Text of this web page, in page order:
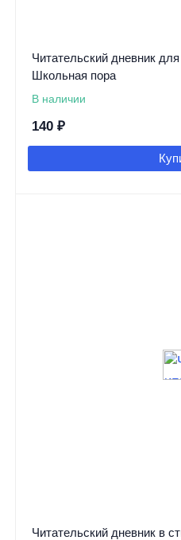
Читательский дневник
Школьная пора
В наличии
140 ₽
Читательский дневник в